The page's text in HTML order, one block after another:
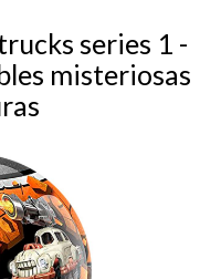
series 1 -
misteriosas